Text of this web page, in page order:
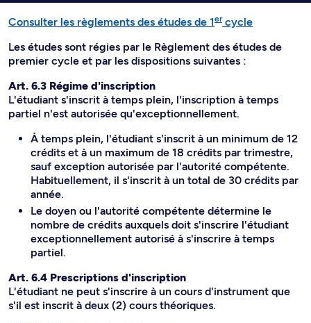
Consulter les règlements des études de 1ercycle
Les études sont régies par le Règlement des études de
premier cycle et par les dispositions suivantes :
Art. 6.3 Régime d'inscription
L'étudiant s'inscrit à temps plein, l'inscription à temps
partiel n'est autorisée qu'exceptionnellement.
À temps plein, l'étudiant s'inscrit à un minimum de 12
crédits et à un maximum de 18 crédits par trimestre,
sauf exception autorisée par l'autorité compétente.
Habituellement, il s'inscrit à un total de 30 crédits par
année.
Le doyen ou l'autorité compétente détermine le
nombre de crédits auxquels doit s'inscrire l'étudiant
exceptionnellement autorisé à s'inscrire à temps
partiel.
Art. 6.4 Prescriptions d'inscription
L'étudiant ne peut s'inscrire à un cours d'instrument que
s'il est inscrit à deux (2) cours théoriques.